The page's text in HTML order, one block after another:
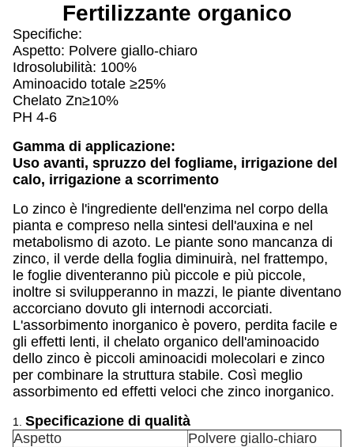
Fertilizzante organico
Specifiche:
Aspetto: Polvere giallo-chiaro
Idrosolubilità: 100%
Aminoacido totale ≥25%
Chelato Zn≥10%
PH 4-6
Gamma di applicazione:
Uso avanti, spruzzo del fogliame, irrigazione del
calo, irrigazione a scorrimento
Lo zinco è l'ingrediente dell'enzima nel corpo della
pianta e compreso nella sintesi dell'auxina e nel
metabolismo di azoto. Le piante sono mancanza di
zinco, il verde della foglia diminuirà, nel frattempo,
le foglie diventeranno più piccole e più piccole,
inoltre si svilupperanno in mazzi, le piante diventano
accorciano dovuto gli internodi accorciati.
L'assorbimento inorganico è povero, perdita facile e
gli effetti lenti, il chelato organico dell'aminoacido
dello zinco è piccoli aminoacidi molecolari e zinco
per combinare la struttura stabile. Così meglio
assorbimento ed effetti veloci che zinco inorganico.
1. Specificazione di qualità
Aspetto
Polvere giallo-chiaro